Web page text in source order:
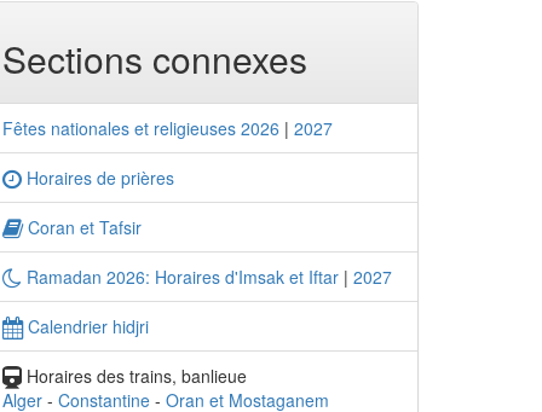
Sections connexes
Fêtes nationales et religieuses 2026 | 2027
Horaires de prières
Coran et Tafsir
Ramadan 2026: Horaires d'Imsak et Iftar | 2027
Calendrier hidjri
Horaires des trains, banlieue
Alger - Constantine - Oran et Mostaganem